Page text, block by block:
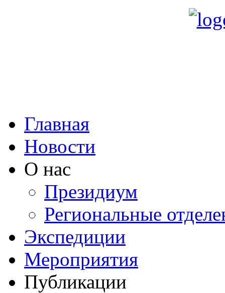
Главная
Новости
О нас
Президиум
Региональные
Экспедиции
Мероприятия
Публикации